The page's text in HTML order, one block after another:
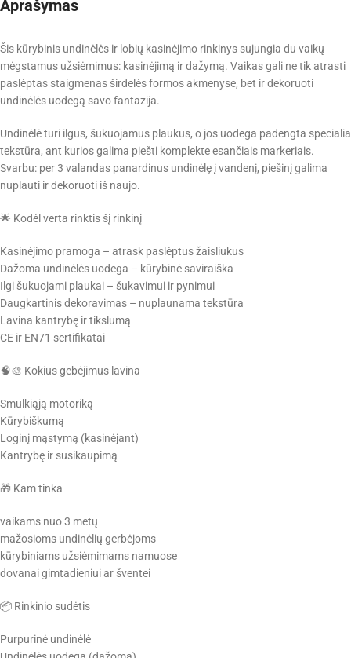
Aprašymas
Šis kūrybinis undinėlės ir lobių kasinėjimo rinkinys sujungia du vaikų
mėgstamus užsiėmimus: kasinėjimą ir dažymą. Vaikas gali ne tik atrasti
paslėptas staigmenas širdelės formos akmenyse, bet ir dekoruoti
undinėlės uodegą savo fantazija.
Undinėlė turi ilgus, šukuojamus plaukus, o jos uodega padengta specialia
tekstūra, ant kurios galima piešti komplekte esančiais markeriais.
Svarbu: per 3 valandas panardinus undinėlę į vandenį, piešinį galima
nuplauti ir dekoruoti iš naujo.
🌟 Kodėl verta rinktis šį rinkinį
Kasinėjimo pramoga – atrask paslėptus žaisliukus
Dažoma undinėlės uodega – kūrybinė saviraiška
Ilgi šukuojami plaukai – šukavimui ir pynimui
Daugkartinis dekoravimas – nuplaunama tekstūra
Lavina kantrybę ir tikslumą
CE ir EN71 sertifikatai
🧠🎨 Kokius gebėjimus lavina
Smulkiąją motoriką
Kūrybiškumą
Loginį mąstymą (kasinėjant)
Kantrybę ir susikaupimą
🎁 Kam tinka
vaikams nuo 3 metų
mažosioms undinėlių gerbėjoms
kūrybiniams užsiėmimams namuose
dovanai gimtadieniui ar šventei
📦 Rinkinio sudėtis
Purpurinė undinėlė